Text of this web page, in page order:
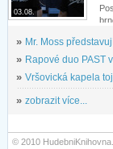
03.08.
» Mr. Moss
» Rapové duo PAST
» Vršovická kapela
» zobrazit více...
© 2010